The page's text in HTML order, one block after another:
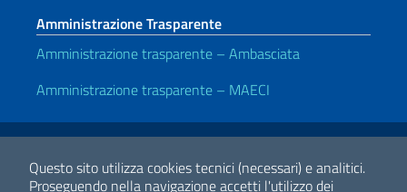
Questo sito utilizza cookies tecnici (necessari) e analitici.
Proseguendo nella navigazione accetti l'utilizzo dei
Amministrazione Trasparente
Amministrazione trasparente – Ambasciata
Amministrazione trasparente – MAECI
Link Utili